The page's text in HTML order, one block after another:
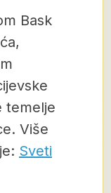
Bask
temelje
Više
Sveti